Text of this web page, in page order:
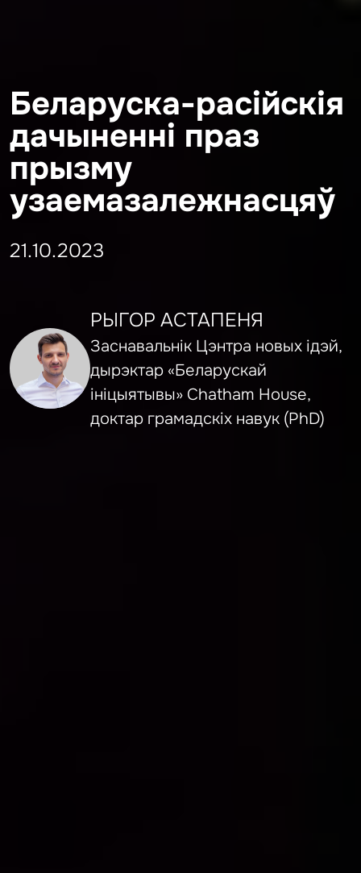
Беларуска-расійскія
дачыненні праз
прызму
узаемазалежнасцяў
21.10.2023
РЫГОР АСТАПЕНЯ
Заснавальнік Цэнтра новых ідэй,
дырэктар «Беларускай
ініцыятывы» Chatham House,
доктар грамадскіх навук (PhD)